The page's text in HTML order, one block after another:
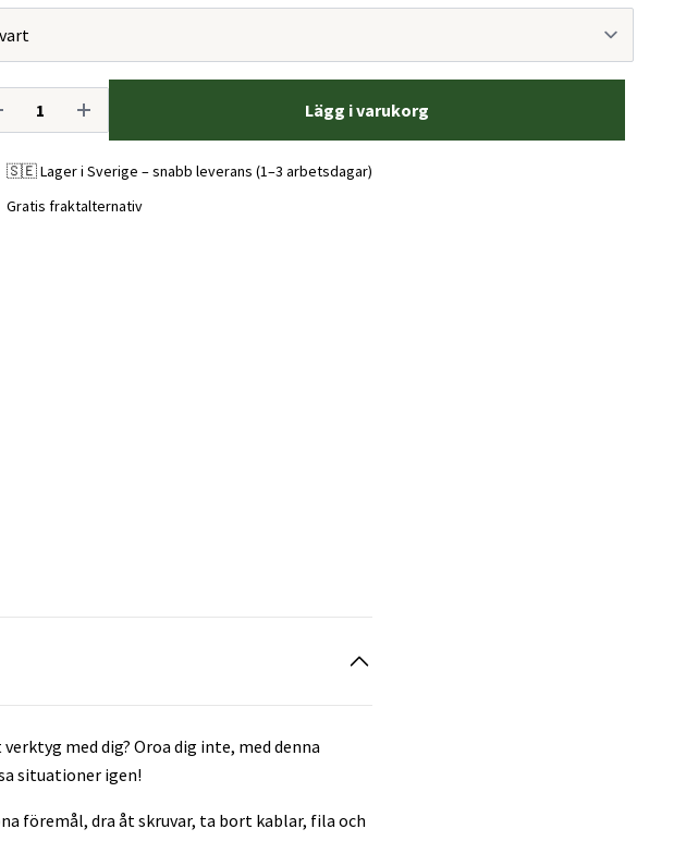
Lägg i varukorg
🇸🇪 Lager i Sverige – snabb leverans (1–3 arbetsdagar)
Gratis fraktalternativ
med dig? Oroa dig inte, med denna
situationer igen!
föremål, dra åt skruvar, ta bort kablar, fila och